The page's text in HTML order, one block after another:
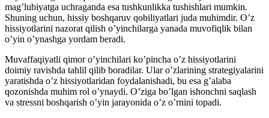
mag’lubiyatga uchraganda esa tushkunlikka tushishlari mumkin.
Shuning uchun, hissiy boshqaruv qobiliyatlari juda muhimdir. O’z
hissiyotlarini nazorat qilish o’yinchilarga yanada muvofiqlik bilan
o’yin o’ynashga yordam beradi.
Muvaffaqiyatli qimor o’yinchilari ko’pincha o’z hissiyotlarini
doimiy ravishda tahlil qilib boradilar. Ular o’zlarining strategiyalarini
yaratishda o’z hissiyotlaridan foydalanishadi, bu esa g’alaba
qozonishda muhim rol o’ynaydi. O’ziga bo’lgan ishonchni saqlash
va stressni boshqarish o’yin jarayonida o’z o’rnini topadi.